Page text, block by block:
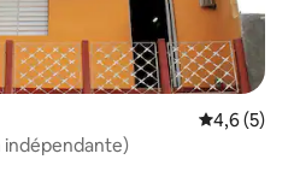
Évaluation
4,6 (5)
indépendante)